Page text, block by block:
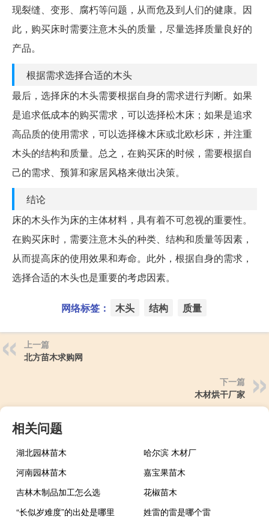
现裂缝、变形、腐朽等问题，从而危及到人们的健康。因
此，购买床时需要注意木头的质量，尽量选择质量良好的
产品。
根据需求选择合适的木头
最后，选择床的木头需要根据自身的需求进行判断。如果
是追求低成本的购买需求，可以选择松木床；如果是追求
高品质的使用需求，可以选择橡木床或北欧杉床，并注重
木头的结构和质量。总之，在购买床的时候，需要根据自
己的需求、预算和家居风格来做出决策。
结论
床的木头作为床的主体材料，具有着不可忽视的重要性。
在购买床时，需要注意木头的种类、结构和质量等因素，
从而提高床的使用效果和寿命。此外，根据自身的需求，
选择合适的木头也是重要的考虑因素。
网络标签： 木头 结构 质量
上一篇
北方苗木求购网
下一篇
木材烘干厂家
相关问题
湖北园林苗木
哈尔滨 木材厂
河南园林苗木
嘉宝果苗木
吉林木制品加工怎么选
花椒苗木
“长似岁难度”的出处是哪里
姓雷的雷是哪个雷